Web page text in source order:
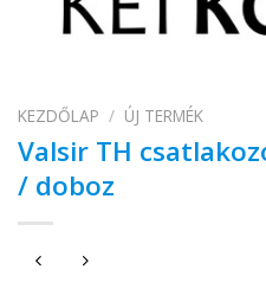
KEZDŐLAP / ÚJ TERMÉK
Valsir TH
/ doboz